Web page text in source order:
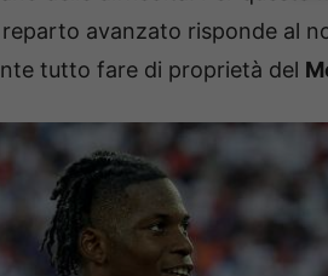
avanzato risponde al
tutto fare di proprietà del